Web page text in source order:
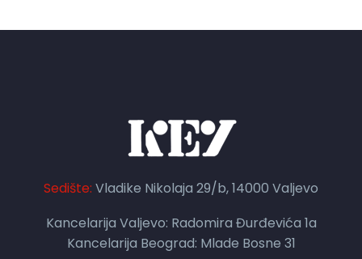
Sedište: Vladike Nikolaja 29/b, 14000 Valjevo
Kancelarija Valjevo: Radomira Đurđevića 1a
Kancelarija Beograd: Mlade Bosne 31